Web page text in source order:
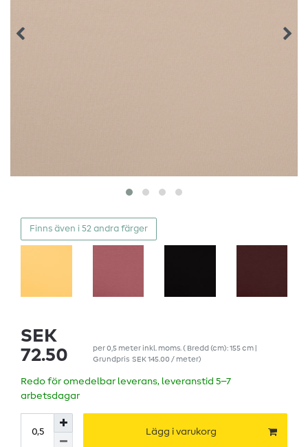
Finns även i 52 andra färger
SEK
72.50
per0,5 meterinkl. moms. ( Bredd (cm): 155 cm |
GrundprisSEK 145.00 / meter)
Redo för omedelbar leverans, leveranstid 5–7
arbetsdagar
Lägg i varukorg